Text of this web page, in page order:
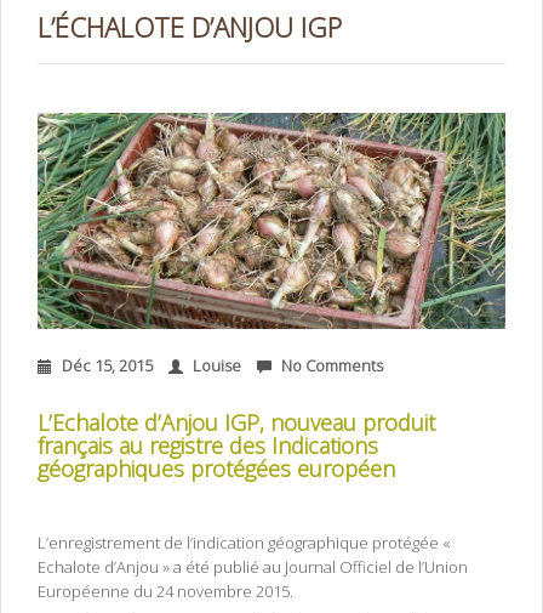
L’ÉCHALOTE D’ANJOU IGP
Déc 15, 2015 Louise No Comments
L’Echalote d’Anjou IGP, nouveau produit
français au registre des Indications
géographiques protégées européen
L’enregistrement de l’indication géographique protégée «
Echalote d’Anjou » a été publié au Journal Officiel de l’Union
Européenne du 24 novembre 2015.